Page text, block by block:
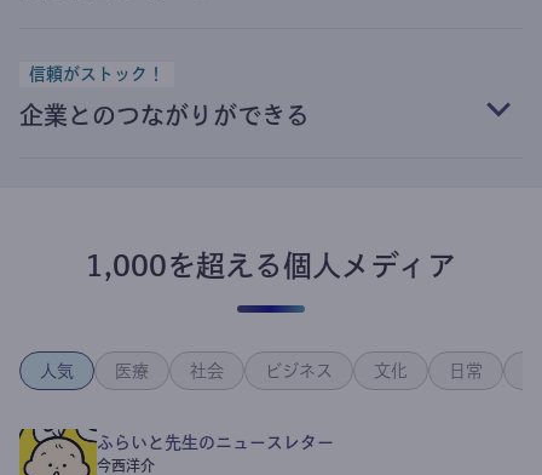
信頼がストック！
企業とのつながりができる
1,000を超える個人メディア
人気 医療 社会 ビジネス 文化 日常
ふらいと先生のニュースレター
今西洋介